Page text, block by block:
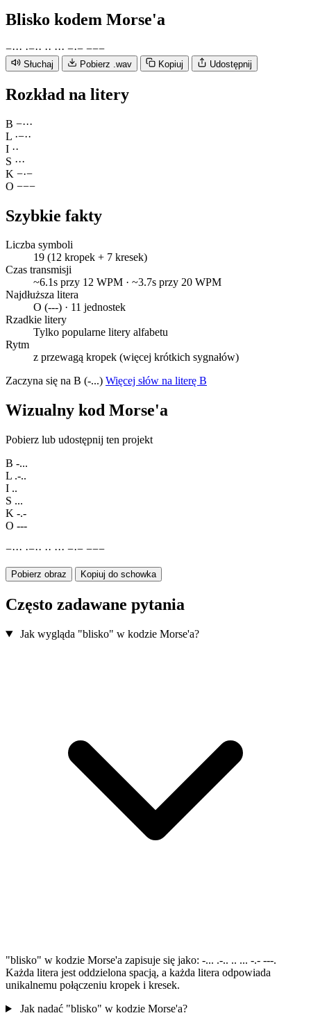
Blisko kodem Morse'a
−··· ·−·· ·· ··· −·− −−−
Słuchaj Pobierz .wav Kopiuj Udostępnij
Rozkład na litery
B −···
L ·−··
I ··
S ···
K −·−
O −−−
Szybkie fakty
Liczba symboli
19 (12 kropek + 7 kresek)
Czas transmisji
~6.1s przy 12 WPM · ~3.7s przy 20 WPM
Najdłuższa litera
O (---) · 11 jednostek
Rzadkie litery
Tylko popularne litery alfabetu
Rytm
z przewagą kropek (więcej krótkich sygnałów)
Zaczyna się na B (-...) Więcej słów na literę B
Wizualny kod Morse'a
Pobierz lub udostępnij ten projekt
B -...
L .-..
I ..
S ...
K -.-
O ---
−··· ·−·· ·· ··· −·− −−−
Pobierz obraz Kopiuj do schowka
Często zadawane pytania
Jak wygląda "blisko" w kodzie Morse'a?
"blisko" w kodzie Morse'a zapisuje się jako: -... .-.. .. ... -.- ---.
Każda litera jest oddzielona spacją, a każda litera odpowiada
unikalnemu połączeniu kropek i kresek.
Jak nadać "blisko" w kodzie Morse'a?